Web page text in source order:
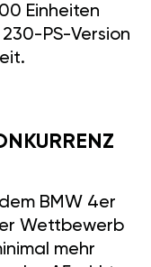
Einheiten
PS-Version
BMW 4er
Wettbewerb
mehr